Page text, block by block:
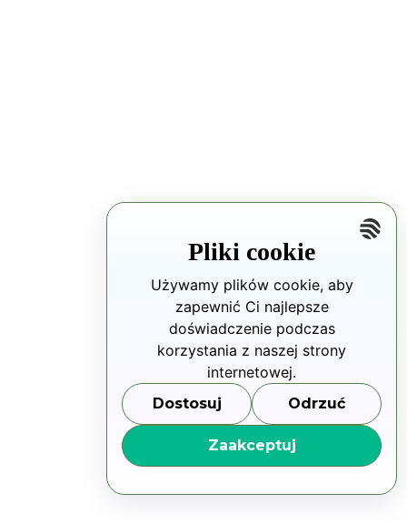
Pliki cookie
Używamy plików cookie, aby
zapewnić Ci najlepsze
doświadczenie podczas
korzystania z naszej strony
internetowej.
Dostosuj Odrzuć
Zaakceptuj